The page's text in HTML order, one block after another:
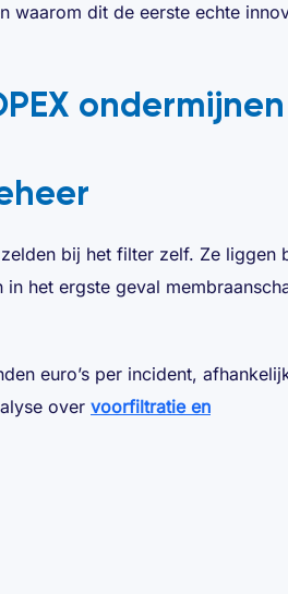
waarom dit de eerste echte
ondermijnen
bij het filter zelf. Ze liggen
het ergste geval
euro’s per incident,
over voorfiltratie en